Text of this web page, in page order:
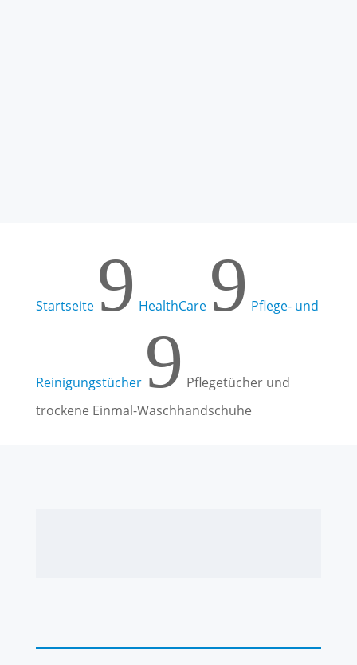
Startseite 9 HealthCare 9 Pflege- und
Reinigungstücher 9 Pflegetücher und
trockene Einmal-Waschhandschuhe